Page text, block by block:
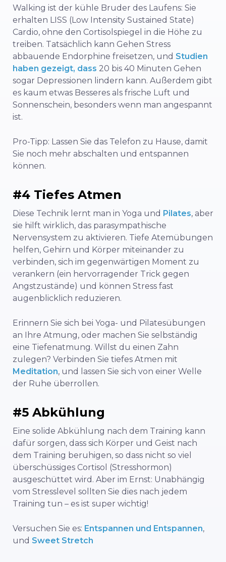
Walking ist der kühle Bruder des Laufens: Sie
erhalten LISS (Low Intensity Sustained State)
Cardio, ohne den Cortisolspiegel in die Höhe zu
treiben. Tatsächlich kann Gehen Stress
abbauende Endorphine freisetzen, und Studien
haben gezeigt, dass 20 bis 40 Minuten Gehen
sogar Depressionen lindern kann. Außerdem gibt
es kaum etwas Besseres als frische Luft und
Sonnenschein, besonders wenn man angespannt
ist.
Pro-Tipp: Lassen Sie das Telefon zu Hause, damit
Sie noch mehr abschalten und entspannen
können.
#4 Tiefes Atmen
Diese Technik lernt man in Yoga und Pilates, aber
sie hilft wirklich, das parasympathische
Nervensystem zu aktivieren. Tiefe Atemübungen
helfen, Gehirn und Körper miteinander zu
verbinden, sich im gegenwärtigen Moment zu
verankern (ein hervorragender Trick gegen
Angstzustände) und können Stress fast
augenblicklich reduzieren.
Erinnern Sie sich bei Yoga- und Pilatesübungen
an Ihre Atmung, oder machen Sie selbständig
eine Tiefenatmung. Willst du einen Zahn
zulegen? Verbinden Sie tiefes Atmen mit
Meditation, und lassen Sie sich von einer Welle
der Ruhe überrollen.
#5 Abkühlung
Eine solide Abkühlung nach dem Training kann
dafür sorgen, dass sich Körper und Geist nach
dem Training beruhigen, so dass nicht so viel
überschüssiges Cortisol (Stresshormon)
ausgeschüttet wird. Aber im Ernst: Unabhängig
vom Stresslevel sollten Sie dies nach jedem
Training tun – es ist super wichtig!
Versuchen Sie es: Entspannen und Entspannen,
und Sweet Stretch